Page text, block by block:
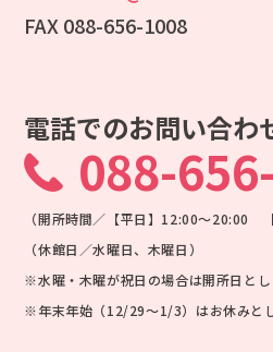
FAX 088-656-1008
電話でのお問い合わ
088-
（開所時間／【平日】12:00～20:00
（休館日／水曜日、木曜日）
※水曜・木曜が祝日の場合は開所日とし
※年末年始（12/29～1/3）はお休みとし